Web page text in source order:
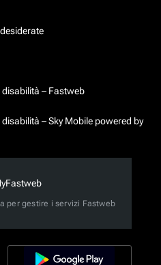
– Fastweb
– Sky Mobile powered by
per gestire i servizi Fastweb